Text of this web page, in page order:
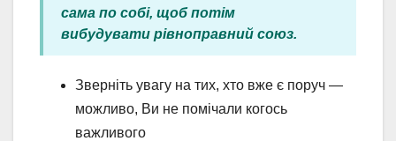
сама по собі, щоб потім
вибудувати рівноправний союз.
Зверніть увагу на тих, хто вже є поруч —
можливо, Ви не помічали когось
важливого